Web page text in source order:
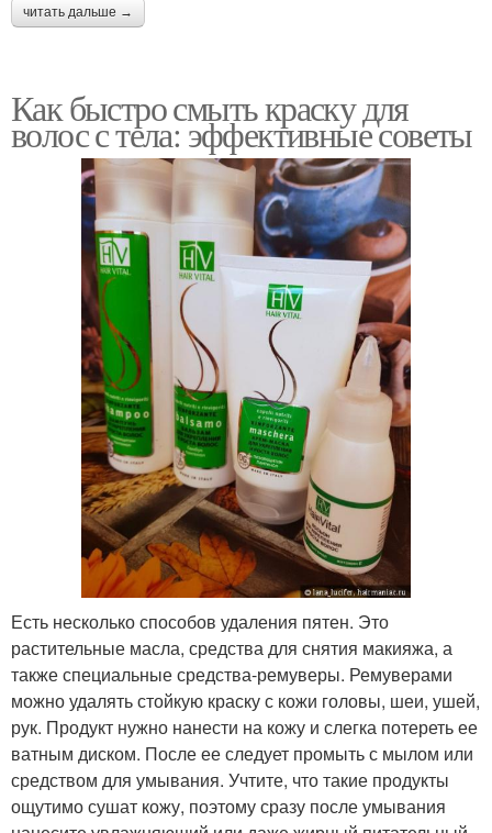
читать дальше →
Как быстро смыть краску для
волос с тела: эффективные советы
Есть несколько способов удаления пятен. Это
растительные масла, средства для снятия макияжа, а
также специальные средства-ремуверы. Ремуверами
можно удалять стойкую краску с кожи головы, шеи, ушей,
рук. Продукт нужно нанести на кожу и слегка потереть ее
ватным диском. После ее следует промыть с мылом или
средством для умывания. Учтите, что такие продукты
ощутимо сушат кожу, поэтому сразу после умывания